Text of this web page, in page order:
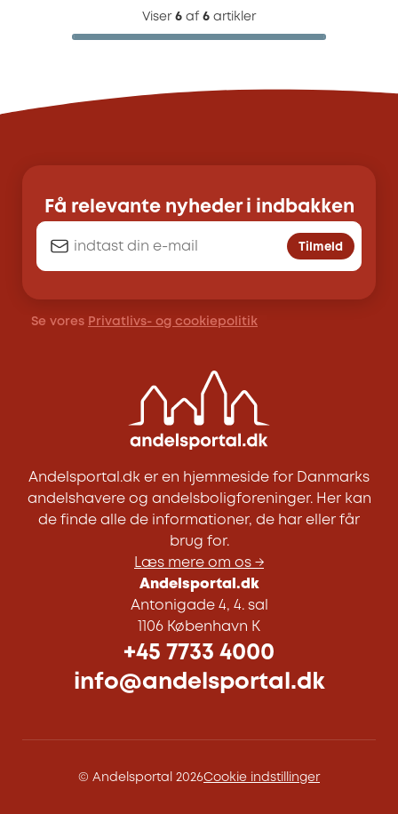
Viser 6 af 6 artikler
Få relevante nyheder i indbakken
Tilmeld
Se vores Privatlivs- og cookiepolitik
Andelsportal.dk er en hjemmeside for Danmarks
andelshavere og andelsboligforeninger. Her kan
de finde alle de informationer, de har eller får
brug for.
Læs mere om os →
Andelsportal.dk
Antonigade 4, 4. sal
1106 København K
+45 7733 4000
info@andelsportal.dk
© Andelsportal 2026Cookie indstillinger